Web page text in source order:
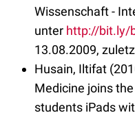
Wissenschaft -
unter http://bit.ly/
13.08.2009,
Husain, Iltifat
Medicine joins
students iPads